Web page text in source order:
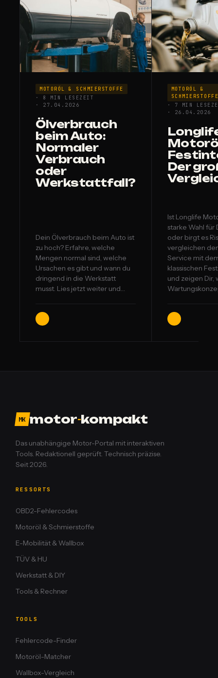
MOTORÖL & SCHMIERSTOFFE
· 8 MIN LESEZEIT
· 27.04.2026
Ölverbrauch
beim Auto:
Normaler
Verbrauch
oder
Werkstattfall?
Dein Ölverbrauch beim Auto ist
zu hoch? Erfahre, welche
Mengen normal sind, welche
Ursachen es gibt und wann du
dringend in die Werkstatt
musst. Lies jetzt weiter und…
MOTORÖL &
· 7 MIN
· 26.04.2026
Der
Ist Longlife
starke Wahl für
oder birgt es
vergleichen
Service mit
klassischen
und zeigen Dir,
MK motor-kompakt
Das unabhängige Motor-Portal mit interaktiven
Tools. Redaktionell geprüft. Technisch präzise.
Seit 2026.
RESSORTS
OBD2-Fehlercodes
Motoröl & Schmierstoffe
E-Mobilität & Wallbox
TÜV & HU
Werkstatt & DIY
Tools & Rechner
TOOLS
Fehlercode-Finder
Motoröl-Matcher
Wallbox-Vergleich